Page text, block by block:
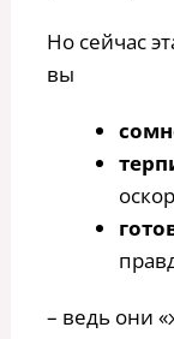
Но сейчас
вы
– ведь они